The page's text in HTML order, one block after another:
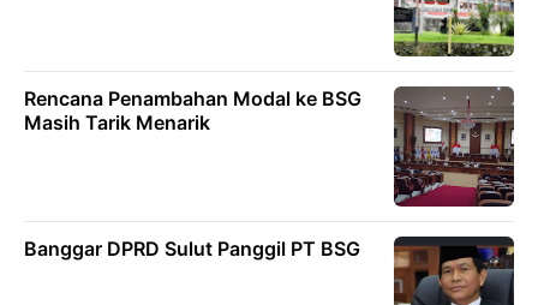
Rencana Penambahan Modal ke BSG
Masih Tarik Menarik
Banggar DPRD Sulut Panggil PT BSG